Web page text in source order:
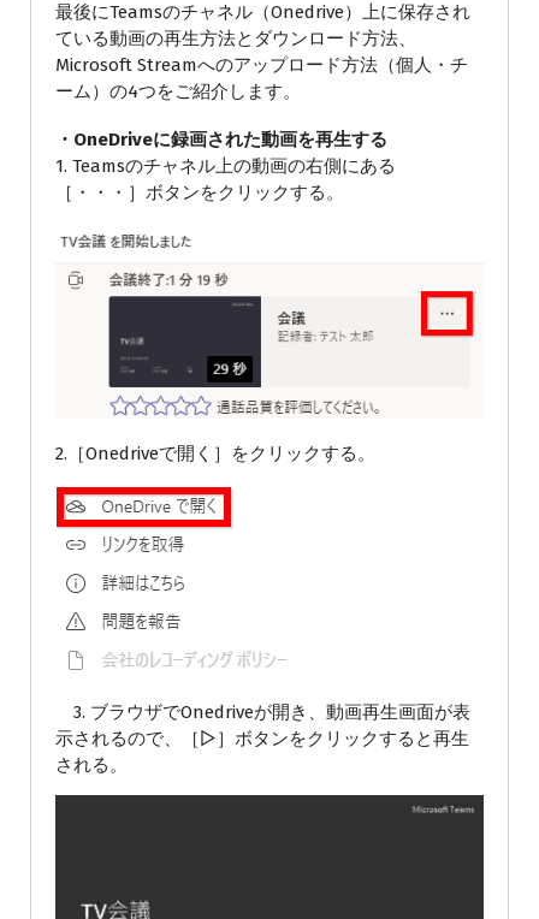
最後にTeamsのチャネル（Onedrive）上に保存され
ている動画の再生方法とダウンロード方法、
Microsoft Streamへのアップロード方法（個人・チ
ーム）の4つをご紹介します。
・OneDriveに録画された動画を再生する
1. Teamsのチャネル上の動画の右側にある
［・・・］ボタンをクリックする。
2.［Onedriveで開く］をクリックする。
3. ブラウザでOnedriveが開き、動画再生画面が表
示されるので、［▷］ボタンをクリックすると再生
される。